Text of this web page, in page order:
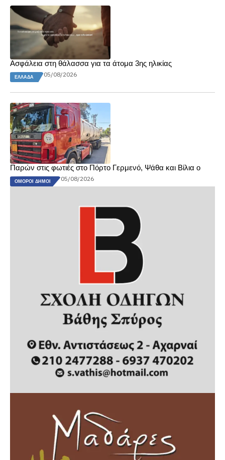
Ασφάλεια στη θάλασσα για τα άτομα 3ης ηλικίας
ΕΛΛΆΔΑ 05/08/2026
Παρών στις φωτιές στο Πόρτο Γερμενό, Ψάθα και Βίλια ο
ΌΜΟΡΟΙ ΔΉΜΟΙ 05/08/2026